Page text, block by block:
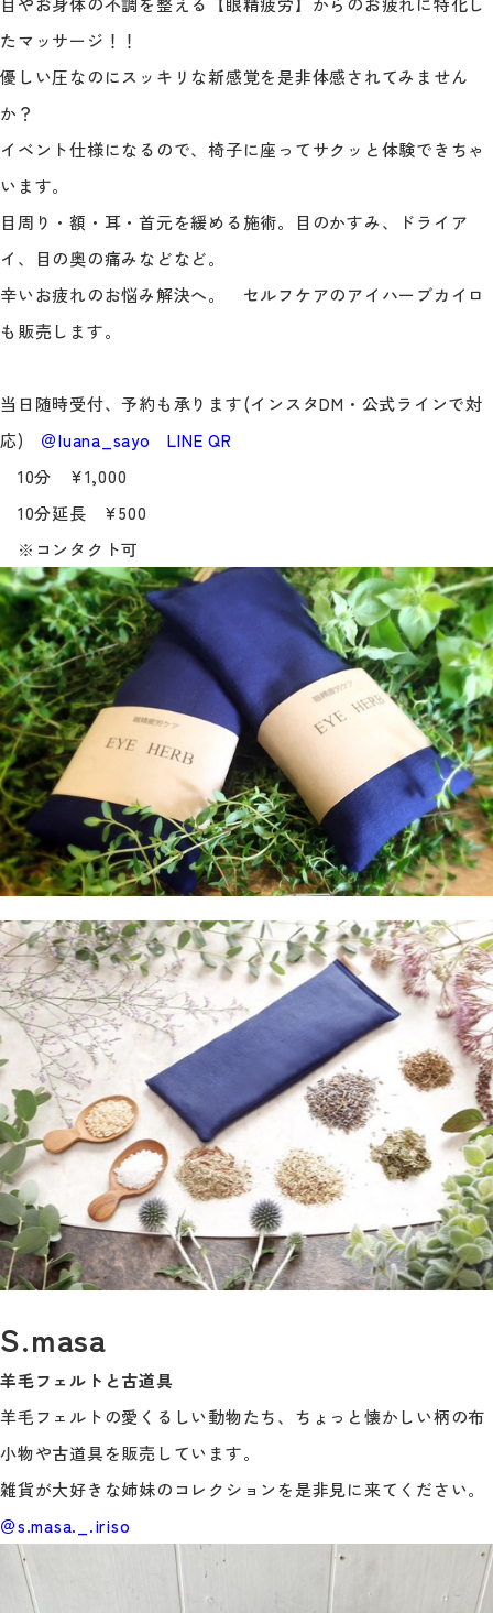
たマッサージ！！
優しい圧なのにスッキリな新感覚を是非体感されてみません
か？
イベント仕様になるので、椅子に座ってサクッと体験できちゃ
います。
目周り・額・耳・首元を緩める施術。目のかすみ、ドライア
イ、目の奥の痛みなどなど。
辛いお疲れのお悩み解決へ。 セルフケアのアイハーブカイロ
も販売します。
当日随時受付、予約も承ります(インスタDM・公式ラインで対
応) ＠luana_sayo
LINE QR
10分 ¥1,000
10分延長 ¥500
※コンタクト可
S.masa
羊毛フェルトと古道具
羊毛フェルトの愛くるしい動物たち、ちょっと懐かしい柄の布
小物や古道具を販売しています。
雑貨が大好きな姉妹のコレクションを是非見に来てください。
＠s.masa._.iriso